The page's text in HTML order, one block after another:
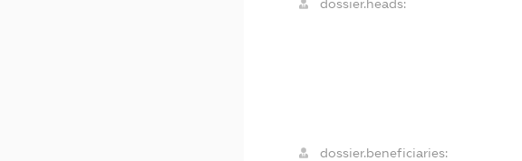
dossier.heads:
dossier.beneficiaries: